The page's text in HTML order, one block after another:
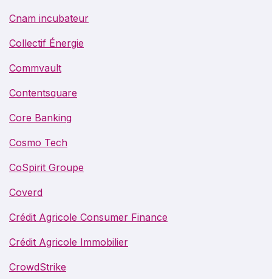
Cnam incubateur
Collectif Énergie
Commvault
Contentsquare
Core Banking
Cosmo Tech
CoSpirit Groupe
Coverd
Crédit Agricole Consumer Finance
Crédit Agricole Immobilier
CrowdStrike